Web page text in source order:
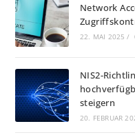
Network
22. MAI 2025 /
NIS2-
steigern
20. FEBRUAR